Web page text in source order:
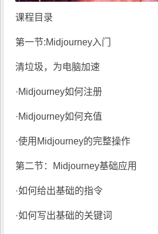
课程目录
第一节:Midjourney入门
清垃圾，为电脑加速
·Midjourney如何注册
·Midjourney如何充值
·使用Midjourney的完整操作
第二节：Midjourney基础应用
·如何给出基础的指令
·如何写出基础的关键词